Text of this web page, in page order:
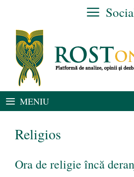
conținut
MENIU
Religios
Ora de religie încă